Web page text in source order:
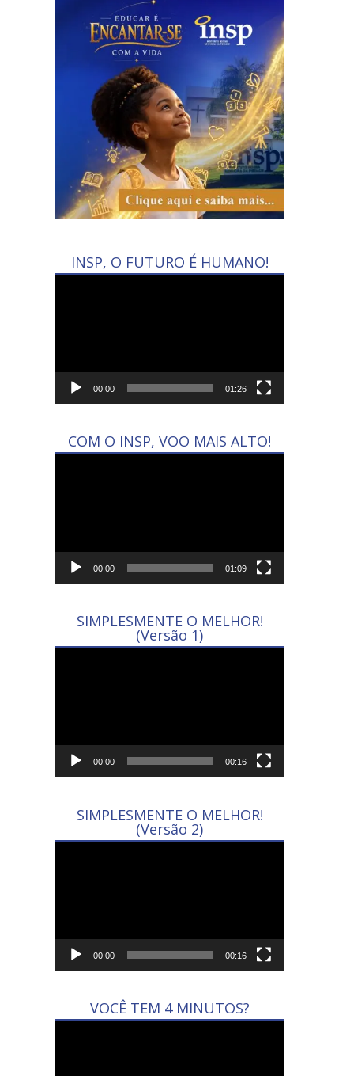
INSP, O FUTURO É HUMANO!
00:00 01:26
COM O INSP, VOO MAIS ALTO!
00:00 01:09
SIMPLESMENTE O MELHOR!
(Versão 1)
00:00 00:16
SIMPLESMENTE O MELHOR!
(Versão 2)
00:00 00:16
VOCÊ TEM 4 MINUTOS?